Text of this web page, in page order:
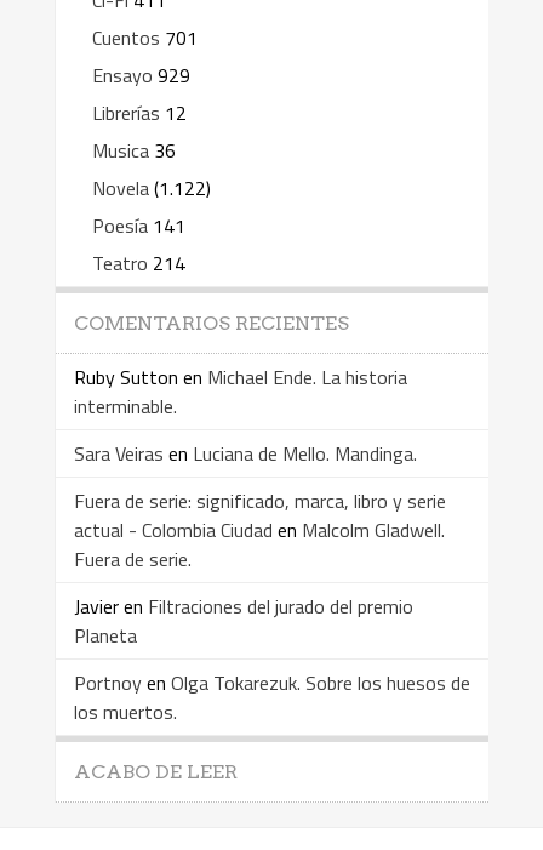
Cuentos 701
Ensayo 929
Librerías 12
Musica 36
Novela(1.122)
Poesía 141
Teatro 214
COMENTARIOS RECIENTES
Ruby Sutton en Michael Ende. La historia
interminable.
Sara Veiras en Luciana de Mello. Mandinga.
Fuera de serie: significado, marca, libro y serie
actual - Colombia Ciudad en Malcolm Gladwell.
Fuera de serie.
Javieren Filtraciones del jurado del premio
Planeta
Portnoyen Olga Tokarezuk. Sobre los huesos de
los muertos.
ACABO DE LEER